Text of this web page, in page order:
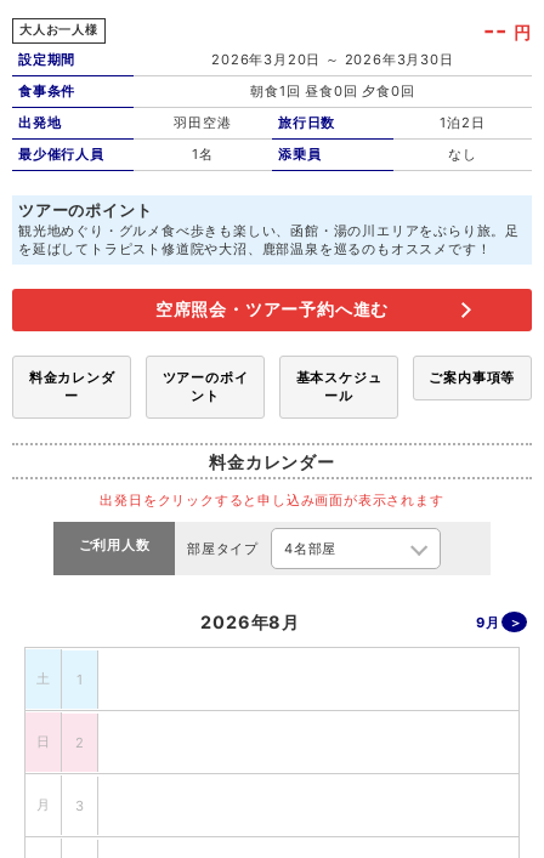
大人お一人様 -- 円
設定期間
2026年3月20日 ～ 2026年3月30日
食事条件
朝食1回 昼食0回 夕食0回
出発地
羽田空港
最少催行人員
1名
旅行日数
1泊2日
添乗員
なし
ツアーのポイント
観光地めぐり・グルメ食べ歩きも楽しい、函館・湯の川エリアをぶらり旅。足
を延ばしてトラピスト修道院や大沼、鹿部温泉を巡るのもオススメです！
空席照会・ツアー予約へ進む
料金カレンダ
ー
ツアーのポイ
ント
基本スケジュ
ール
ご案内事項等
料金カレンダー
出発日をクリックすると申し込み画面が表示されます
ご利用人数 部屋タイプ
2026年8月 9月
土 1
日 2
月 3